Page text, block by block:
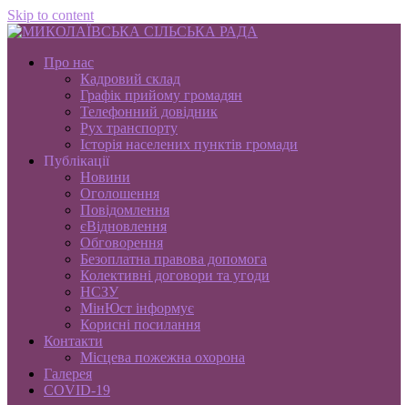
Skip to content
Про нас
Кадровий склад
Графік прийому громадян
Телефонний довідник
Рух транспорту
Історія населених пунктів громади
Публікації
Новини
Оголошення
Повідомлення
єВідновлення
Обговорення
Безоплатна правова допомога
Колективні договори та угоди
НСЗУ
МінЮст інформує
Корисні посилання
Контакти
Місцева пожежна охорона
Галерея
COVID-19